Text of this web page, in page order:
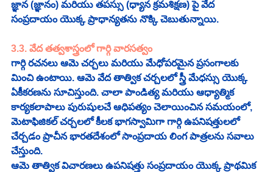
జ్ఞాన (జ్ఞానం) మరియు తపస్సు (ధ్యాన క్రమశిక్షణ) పై వేద
సంప్రదాయం యొక్క ప్రాధాన్యతను నొక్కి చెబుతున్నాయి.
3.3. వేద తత్వశాస్త్రంలో గార్గి వారసత్వం
గార్గి రచనలు ఆమె చర్చలు మరియు మేధోపరమైన ప్రసంగాలకు
మించి ఉంటాయి. ఆమె వేద తాత్విక చర్చలలో స్త్రీ మేధస్సు యొక్క
ఏకీకరణను సూచిస్తుంది. చాలా పాండిత్య మరియు ఆధ్యాత్మిక
కార్యకలాపాలు పురుషులచే ఆధిపత్యం చెలాయించిన సమయంలో,
మెటాఫిజికల్ చర్చలలో కీలక భాగస్వామిగా గార్గి ఉపనిషత్తులలో
చేర్చడం ప్రాచీన భారతదేశంలో సాంప్రదాయ లింగ పాత్రలను సవాలు
చేస్తుంది.
ఆమె తాత్విక విచారణలు ఉపనిషత్తు సంప్రదాయం యొక్క ప్రాథమిక